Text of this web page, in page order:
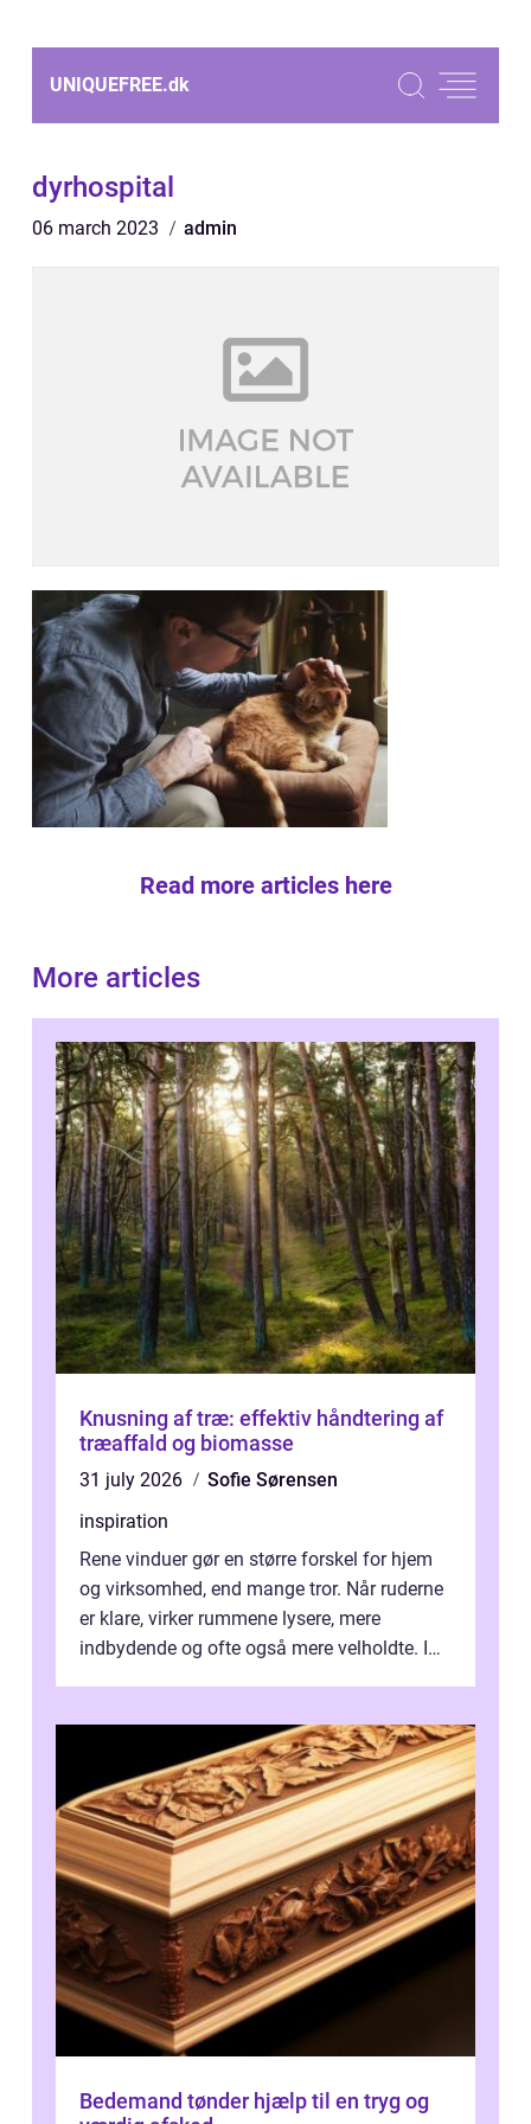
UNIQUEFREE.dk
dyrhospital
06 march 2023 admin
Read more articles here
More articles
Knusning af træ: effektiv håndtering af
træaffald og biomasse
31 july 2026
Sofie Sørensen
inspiration
Rene vinduer gør en større forskel for hjem
og virksomhed, end mange tror. Når ruderne
er klare, virker rummene lysere, mere
indbydende og ofte også mere velholdte. I
Bedemand tønder hjælp til en tryg og